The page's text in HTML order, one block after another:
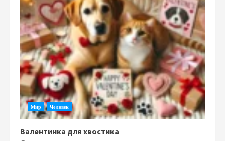
Мир Человек
Валентинка для хвостика